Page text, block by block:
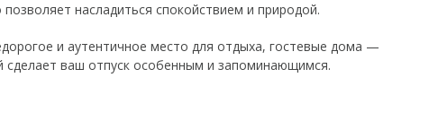
позволяет насладиться спокойствием и природой.
и аутентичное место для отдыха, гостевые дома —
ваш отпуск особенным и запоминающимся.